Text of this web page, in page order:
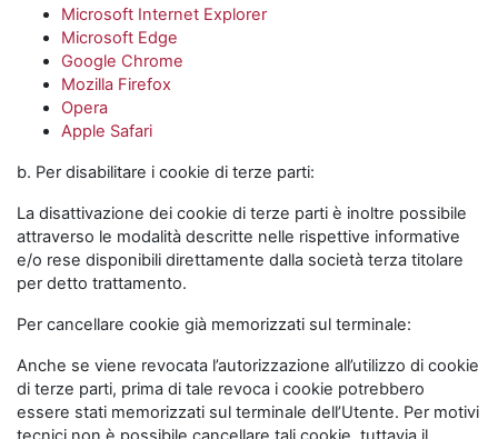
Microsoft Internet Explorer
Microsoft Edge
Google Chrome
Mozilla Firefox
Opera
Apple Safari
b. Per disabilitare i cookie di terze parti:
La disattivazione dei cookie di terze parti è inoltre possibile
attraverso le modalità descritte nelle rispettive informative
e/o rese disponibili direttamente dalla società terza titolare
per detto trattamento.
Per cancellare cookie già memorizzati sul terminale:
Anche se viene revocata l’autorizzazione all’utilizzo di cookie
di terze parti, prima di tale revoca i cookie potrebbero
essere stati memorizzati sul terminale dell’Utente. Per motivi